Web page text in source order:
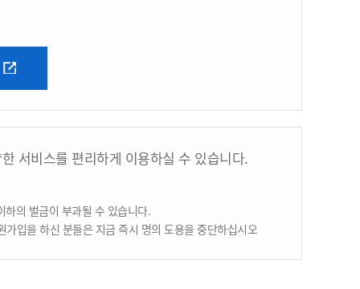
서비스를 편리하게 이용하실 수 있습니다.
의 벌금이 부과될 수 있습니다.
입을 하신 분들은 지금 즉시 명의 도용을 중단하십시오